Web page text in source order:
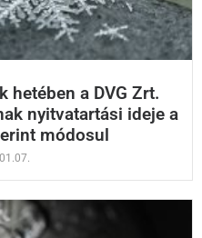
hetében a DVG Zrt.
nyitvatartási ideje a
módosul